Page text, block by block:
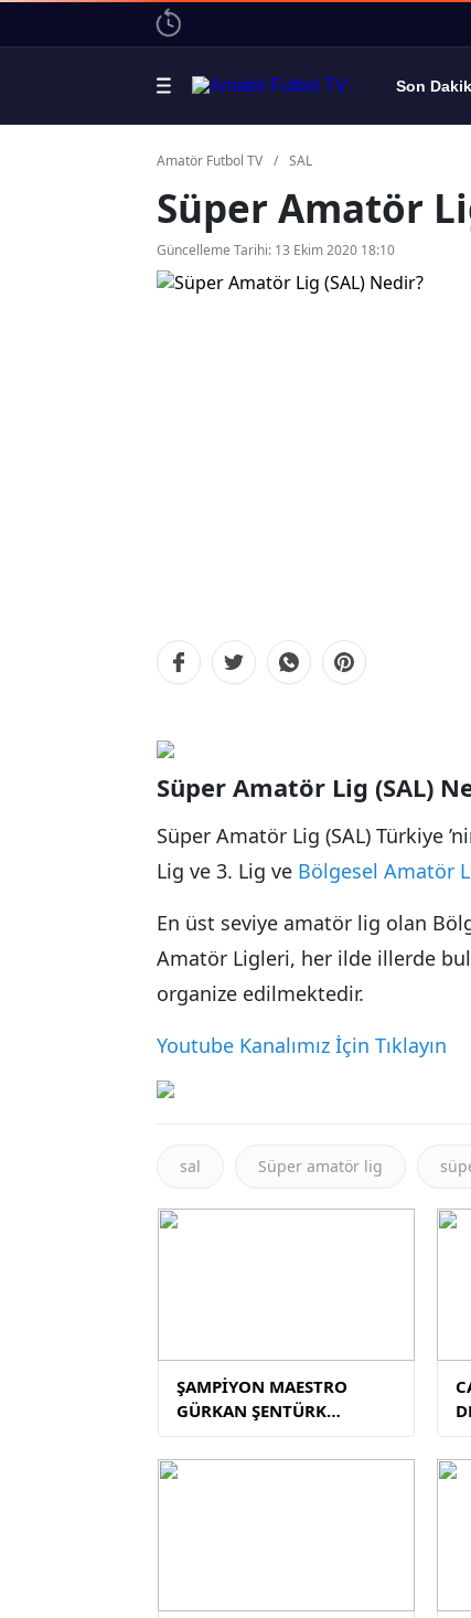
Son
Amatör Futbol TV / SAL
Süper Amatör
Güncelleme Tarihi: 13 Ekim 2020 18:10
Süper Amatör Lig (SAL)
Süper Amatör Lig (SAL) Türkiye
Lig ve 3. Lig ve Bölgesel Amatör
En üst seviye amatör lig olan
Amatör Ligleri, her ilde illerde
organize edilmektedir.
Youtube Kanalımız İçin Tıklayın
sal Süper amatör lig
ŞAMPİYON MAESTRO
GÜRKAN ŞENTÜRK
TEKLİFLERİ
DEĞERLENDİRİYOR!